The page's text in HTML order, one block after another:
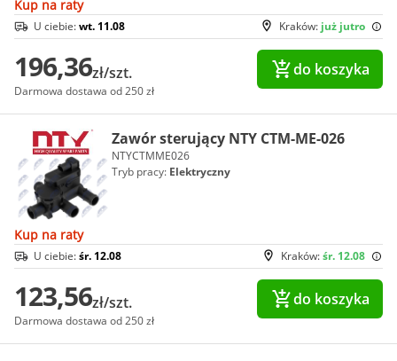
Kup na raty
Kraków: już jutro
U ciebie:wt. 11.08
196,36zł/szt.
Darmowa dostawa od 250 zł
do koszyka
Zawór sterujący NTY CTM-ME-026
NTYCTMME026
Tryb pracy: Elektryczny
Kup na raty
Kraków:śr. 12.08
U ciebie:śr. 12.08
123,56zł/szt.
Darmowa dostawa od 250 zł
do koszyka